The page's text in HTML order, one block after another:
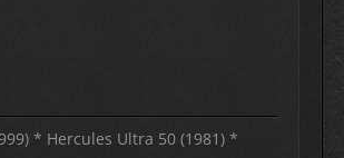
* Hercules Ultra 50 (1981) *